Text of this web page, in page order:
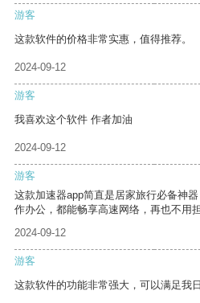
游客
这款软件的价格非常实惠，值得推荐。
2024-09-12
游客
我喜欢这个软件 作者加油
2024-09-12
游客
这款加速器app简直是居家旅行必备神
作办公，都能畅享高速网络，再也不用
2024-09-12
游客
这款软件的功能非常强大，可以满足我